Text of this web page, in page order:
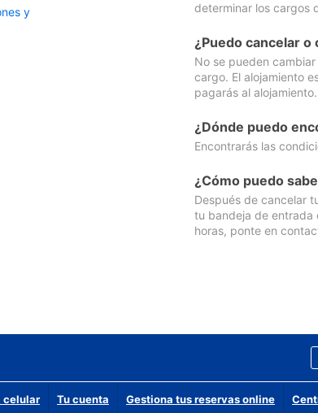
y
determinar los cargos
¿Puedo cancelar
No se pueden
cargo. El alojamiento
pagarás al alojamiento.
¿Dónde puedo
Encontrarás las
¿Cómo puedo
Después de cancelar
tu bandeja de entrada
horas, ponte en
celular Tu cuenta Gestiona tus reservas online